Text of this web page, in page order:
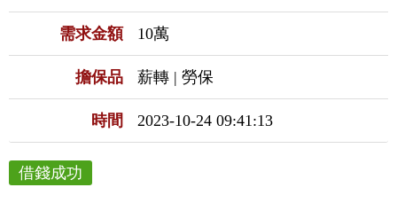
需求金額 10萬
擔保品 薪轉 | 勞保
時間 2023-10-24 09:41:13
借錢成功